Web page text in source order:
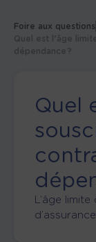
Foire aux questions
Quel est l’âge
dépendance ?
Quel
L’âge
d’assurance